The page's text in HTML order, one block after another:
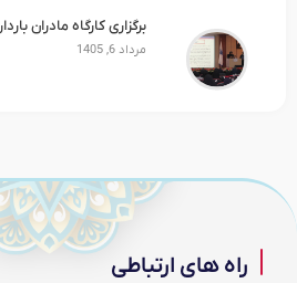
برگزاری کارگاه مادران باردار
مرداد 6, 1405
راه های ارتباطی